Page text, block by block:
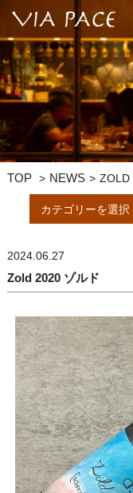
手間ひまを惜しまず、
ワインを気軽に楽しんで
TOP NEWS ZOLD
2024.06.27
Zold 2020 ゾルド